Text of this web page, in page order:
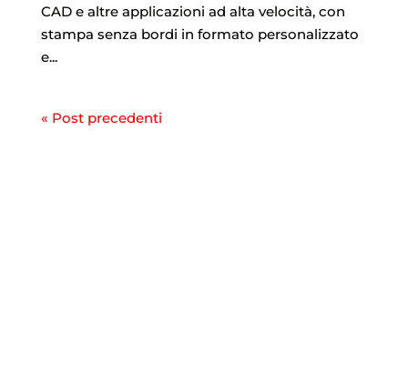
CAD e altre applicazioni ad alta velocità, con
stampa senza bordi in formato personalizzato
e...
« Post precedenti